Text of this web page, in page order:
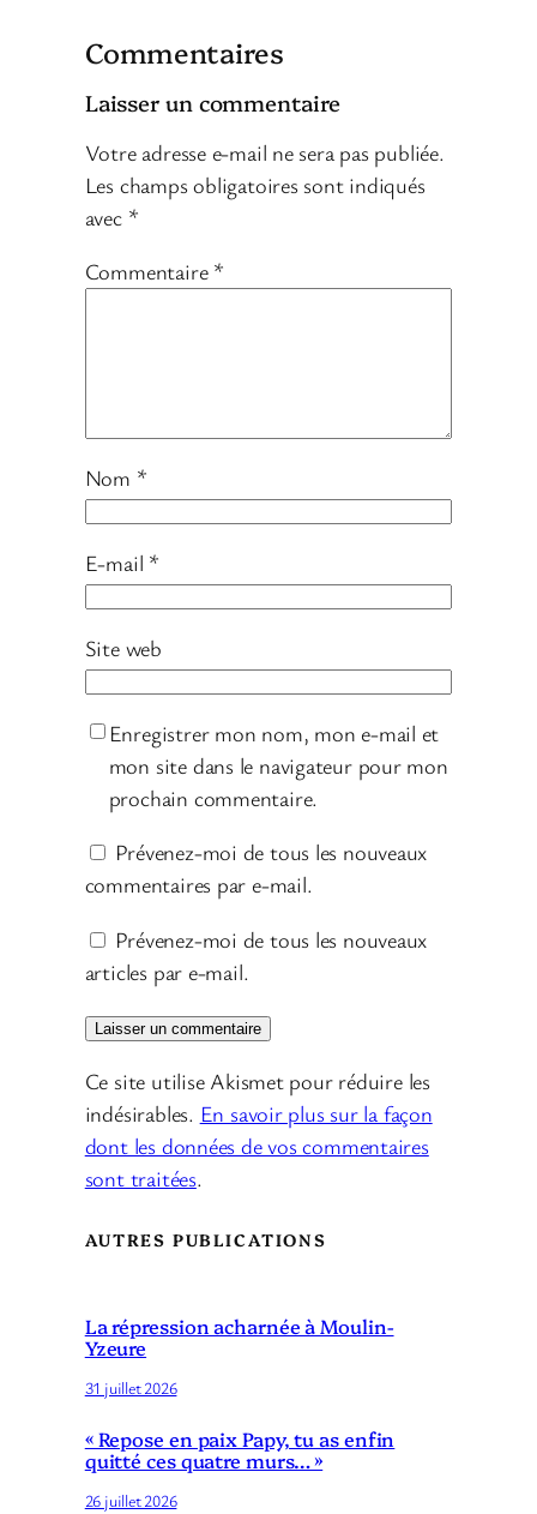
Commentaires
Laisser un commentaire
Votre adresse e-mail ne sera pas publiée.
Les champs obligatoires sont indiqués
avec *
Commentaire *
Nom *
E-mail *
Site web
Enregistrer mon nom, mon e-mail et
mon site dans le navigateur pour mon
prochain commentaire.
Prévenez-moi de tous les nouveaux
commentaires par e-mail.
Prévenez-moi de tous les nouveaux
articles par e-mail.
Ce site utilise Akismet pour réduire les
indésirables. En savoir plus sur la façon
dont les données de vos commentaires
sont traitées.
AUTRES PUBLICATIONS
La répression acharnée à Moulin-
Yzeure
31 juillet 2026
« Repose en paix Papy, tu as enfin
quitté ces quatre murs… »
26 juillet 2026